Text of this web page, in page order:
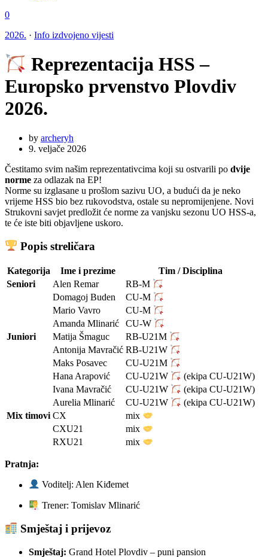
0
2026. · Info izdvojeno vijesti
Reprezentacija HSS –
Europsko prvenstvo Plovdiv
2026.
by archeryh
9. veljače 2026
Čestitamo svim našim reprezentativcima koji su ostvarili po dvije
norme za odlazak na EP!
Norme su izglasane u prošlom sazivu UO, a budući da je neko
vrijeme HSS bio bez rukovodstva, ostale su nepromijenjene. Novi
Strukovni savjet predložit će norme za vanjsku sezonu UO HSS-a,
te će iste biti objavljene uskoro.
Popis streličara
Kategorija Ime i prezime
Tim / Disciplina
Seniori
Alen Remar
RB-M
Domagoj Buden
CU-M
Mario Vavro
CU-M
Amanda Mlinarić
CU-W
Juniori
Matija Šmaguc
RB-U21M
Antonija Mavračić RB-U21W
Maks Posavec
CU-U21M
Hana Arapović
CU-U21W
(ekipa CU-U21W)
Ivana Mavračić
CU-U21W
(ekipa CU-U21W)
Aurelia Mlinarić
CU-U21W
(ekipa CU-U21W)
Mix timovi CX
mix
CXU21
mix
RXU21
mix
Pratnja:
Voditelj: Alen Kiđemet
Trener: Tomislav Mlinarić
Smještaj i prijevoz
Smještaj: Grand Hotel Plovdiv – puni pansion